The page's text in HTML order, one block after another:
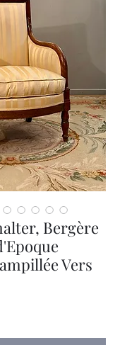
Bergère
Vers